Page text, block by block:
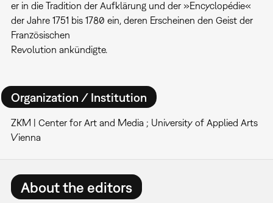
er in die Tradition der Aufklärung und der »Encyclopédie«
der Jahre 1751 bis 1780 ein, deren Erscheinen den Geist der
Französischen
Revolution ankündigte.
Organization / Institution
ZKM | Center for Art and Media ; University of Applied Arts
Vienna
About the editors